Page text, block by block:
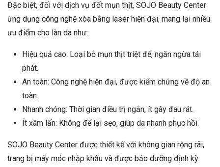
Đặc biệt, đối với dịch vụ đốt mụn thịt, SOJO Beauty Center
ứng dụng công nghệ xóa bằng laser hiện đại, mang lại nhiều
ưu điểm cho làn da như:
Hiệu quả cao: Loại bỏ mụn thịt triệt để, ngăn ngừa tái
phát.
An toàn: Công nghệ hiện đại, được kiểm chứng về độ an
toàn.
Nhanh chóng: Thời gian điều trị ngắn, ít gây đau rát.
Ít xâm lấn: Không để lại sẹo, giúp da nhanh phục hồi.
SOJO Beauty Center được thiết kế với không gian rộng rãi,
trang bị máy móc nhập khẩu và được bảo dưỡng định kỳ.